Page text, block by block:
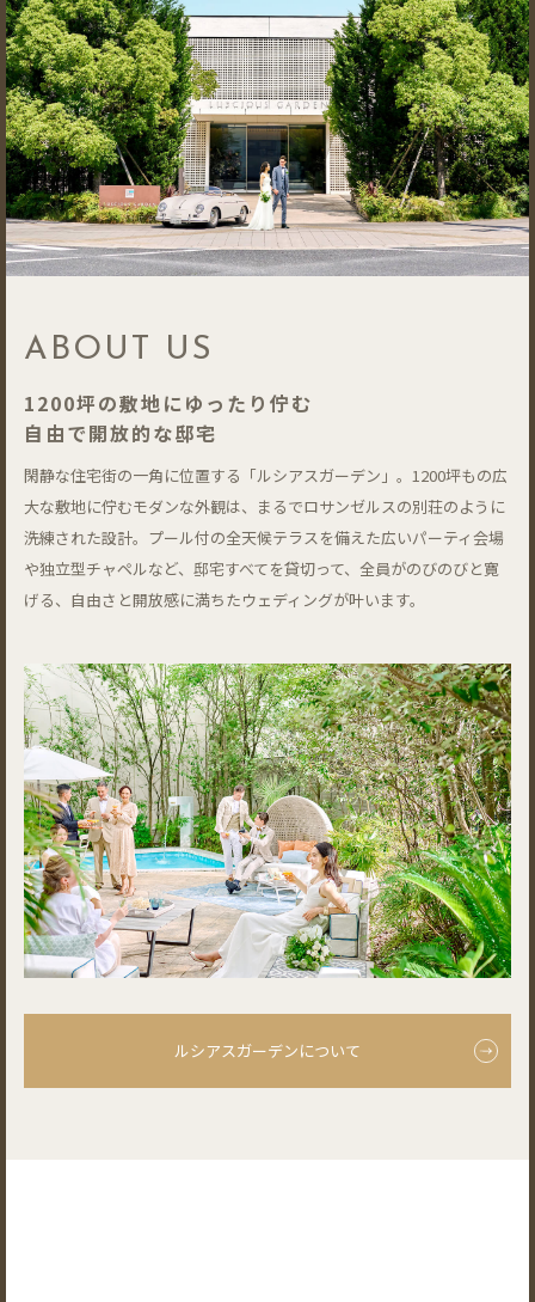
ABOUT US
1200坪の敷地にゆったり佇む
自由で開放的な邸宅
閑静な住宅街の一角に位置する「ルシアスガーデン」。1200坪もの広
大な敷地に佇むモダンな外観は、まるでロサンゼルスの別荘のように
洗練された設計。プール付の全天候テラスを備えた広いパーティ会場
や独立型チャペルなど、邸宅すべてを貸切って、全員がのびのびと寛
げる、自由さと開放感に満ちたウェディングが叶います。
ルシアスガーデンについて